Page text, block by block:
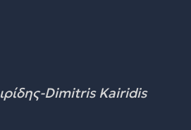
Dimitris Kairidis